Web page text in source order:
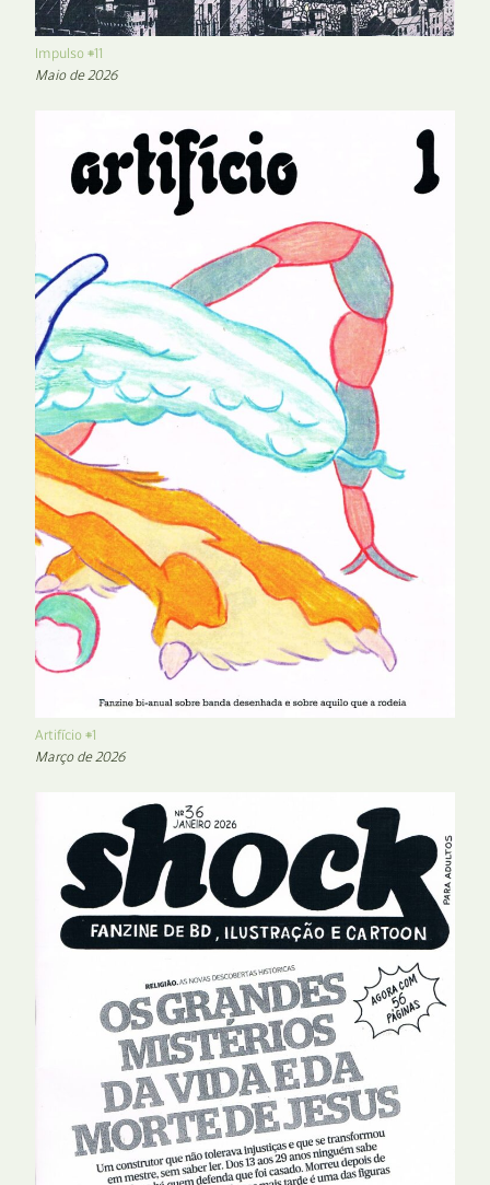
Impulso #11
Maio de 2026
Artifício #1
Março de 2026